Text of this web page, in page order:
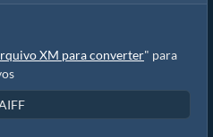
XM para converter" para